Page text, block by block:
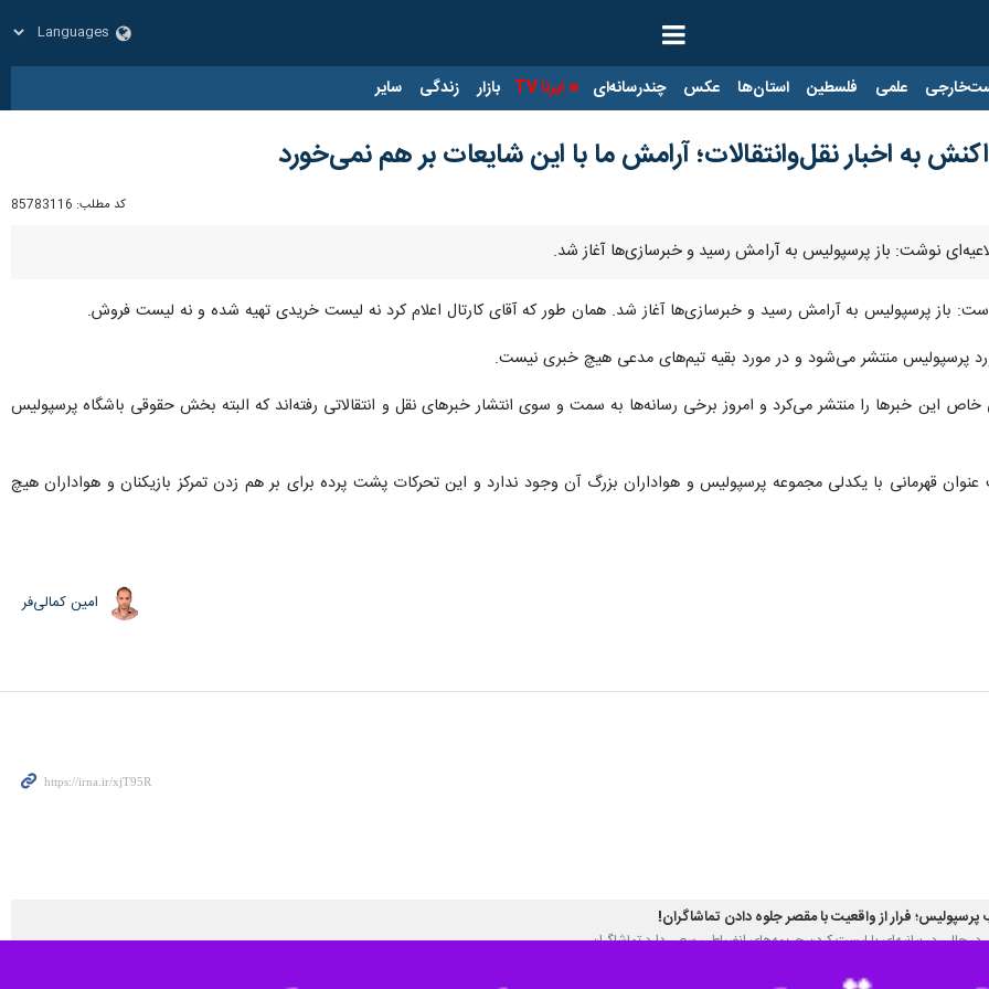
علمی فلسطین استان‌ها عکس چندرسانه‌ای ایرنا TV بازار زندگی سایر
به اخبار نقل‌وانتقالات؛ آرامش ما با این شایعات بر هم نمی‌خورد
کد مطلب: 85783116